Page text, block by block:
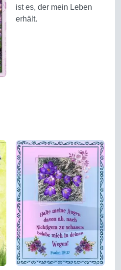
ist es, der mein Leben
erhält.